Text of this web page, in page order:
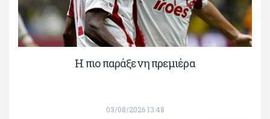
H πιο παράξενη πρεμιέρα
03/08/2026 13:48